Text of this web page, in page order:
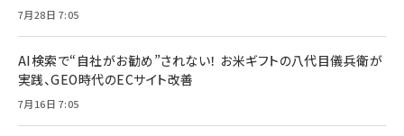
7月28日 7:05
AI検索で“自社がお勧め”されない！ お米ギフトの八代目儀兵衛が
実践、GEO時代のECサイト改善
7月16日 7:05